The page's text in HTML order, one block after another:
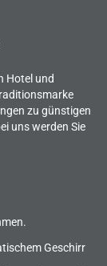
Hotel und
zu günstigen
uns werden Sie
Geschirr